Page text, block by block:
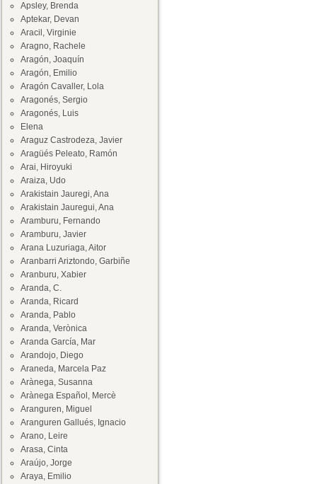
Apsley, Brenda
Aptekar, Devan
Aracil, Virginie
Aragno, Rachele
Aragón, Joaquín
Aragón, Emilio
Aragón Cavaller, Lola
Aragonés, Sergio
Aragonés, Luis
Elena
Araguz Castrodeza, Javier
Aragüés Peleato, Ramón
Arai, Hiroyuki
Araiza, Udo
Arakistain Jauregi, Ana
Arakistain Jauregui, Ana
Aramburu, Fernando
Aramburu, Javier
Arana Luzuriaga, Aitor
Aranbarri Ariztondo, Garbiñe
Aranburu, Xabier
Aranda, C.
Aranda, Ricard
Aranda, Pablo
Aranda, Verònica
Aranda García, Mar
Arandojo, Diego
Araneda, Marcela Paz
Arànega, Susanna
Arànega Español, Mercè
Aranguren, Miguel
Aranguren Gallués, Ignacio
Arano, Leire
Arasa, Cinta
Araújo, Jorge
Araya, Emilio